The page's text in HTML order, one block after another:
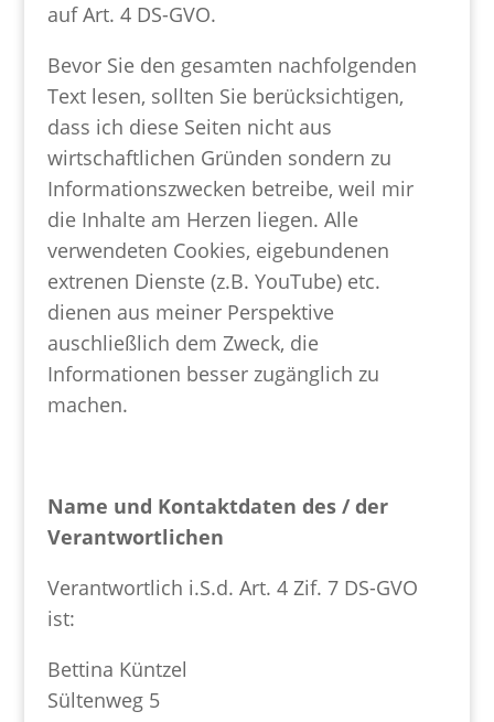
auf Art. 4 DS-GVO.
Bevor Sie den gesamten nachfolgenden
Text lesen, sollten Sie berücksichtigen,
dass ich diese Seiten nicht aus
wirtschaftlichen Gründen sondern zu
Informationszwecken betreibe, weil mir
die Inhalte am Herzen liegen. Alle
verwendeten Cookies, eigebundenen
extrenen Dienste (z.B. YouTube) etc.
dienen aus meiner Perspektive
auschließlich dem Zweck, die
Informationen besser zugänglich zu
machen.
Name und Kontaktdaten des / der
Verantwortlichen
Verantwortlich i.S.d. Art. 4 Zif. 7 DS-GVO
ist:
Bettina Küntzel
Sültenweg 5